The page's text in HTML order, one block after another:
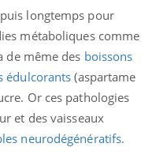
longtemps pour
métaboliques comme
de même des boissons
édulcorants (aspartame
Or ces pathologies
et des vaisseaux
neurodégénératifs.